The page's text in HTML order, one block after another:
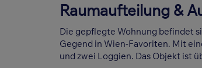
Raumaufteilung &
Die gepflegte Wohnung befindet
Gegend in Wien-Favoriten. Mit
und zwei Loggien. Das Objekt ist